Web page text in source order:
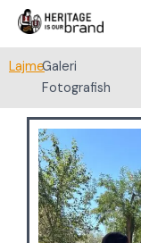
content
LajmeGaleri
Fotografish